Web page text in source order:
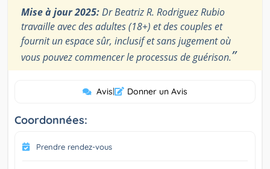
Mise à jour 2025:Dr Beatriz R. Rodriguez Rubio
travaille avec des adultes (18+) et des couples et
fournit un espace sûr, inclusif et sans jugement où
vous pouvez commencer le processus de guérison.”
Avis| Donner un Avis
Coordonnées:
Prendre rendez-vous